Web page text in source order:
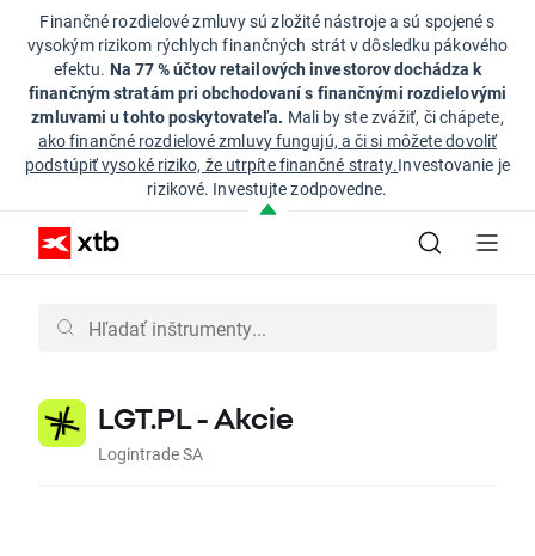
Finančné rozdielové zmluvy sú zložité nástroje a sú spojené s
vysokým rizikom rýchlych finančných strát v dôsledku pákového
efektu. Na 77 % účtov retailových investorov dochádza k
finančným stratám pri obchodovaní s finančnými rozdielovými
zmluvami u tohto poskytovateľa. Mali by ste zvážiť, či chápete,
ako finančné rozdielové zmluvy fungujú, a či si môžete dovoliť
podstúpiť vysoké riziko, že utrpíte finančné straty.Investovanie je
rizikové. Investujte zodpovedne.
LGT.PL - Akcie
Logintrade SA